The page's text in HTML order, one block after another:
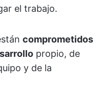
el trabajo.
comprometidos
propio, de
y de la